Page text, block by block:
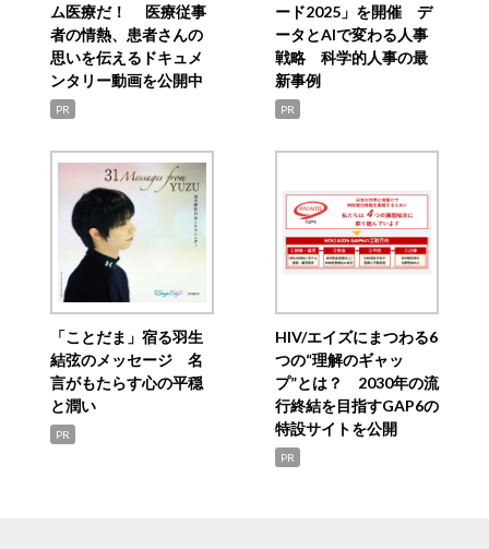
ム医療だ！ 医療従事
者の情熱、患者さんの
思いを伝えるドキュメ
ンタリー動画を公開中
PR
ード2025」を開催 デ
ータとAIで変わる人事
戦略 科学的人事の最
新事例
PR
「ことだま」宿る羽生
結弦のメッセージ 名
言がもたらす心の平穏
と潤い
PR
HIV/エイズにまつわる6
つの“理解のギャッ
プ”とは？ 2030年の流
行終結を目指すGAP6の
特設サイトを公開
PR